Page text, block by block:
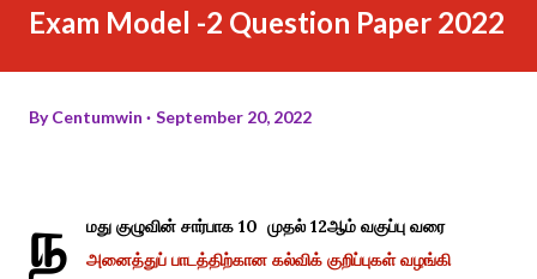
Exam Model -2 Question Paper 2022
ByCentumwin September 20, 2022
ந
மது குழுவின் சார்பாக 10 முதல் 12ஆம் வகுப்பு வரை
அனைத்துப் பாடத்திற்கான கல்விக் குறிப்புகள் வழங்கி